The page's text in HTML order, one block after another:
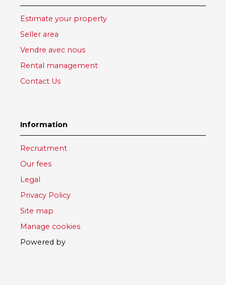
Estimate your property
Seller area
Vendre avec nous
Rental management
Contact Us
Information
Recruitment
Our fees
Legal
Privacy Policy
Site map
Manage cookies
Powered by